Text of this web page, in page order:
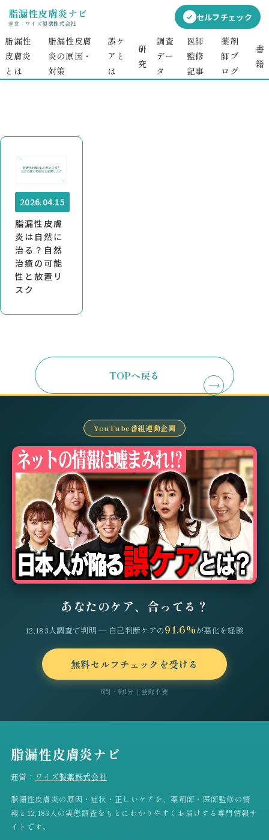
脂漏性皮膚炎ナビ
運営： ワイズ製薬株式会社
セルフチェック
脂漏性
皮膚炎
とは
脂漏性皮膚
炎の原因・
対策​​
誤ケ
アと
は
研
究
調査
デー
タ
医師
監修
記事
薬剤
師ブ
ログ
書
籍
投稿者: 伊賀 佐紀
2026.04.15
脂漏性皮膚
炎は自然に
治る？自然
治癒の可能
性と放置リ
スク
TOPへ戻る
YouTube番組連動企画
あなたのケア、合ってる？
12,183人調査で判明 — 自己判断ケアの91.6%が悪化を経験
無料セルフチェックを受ける
6問・約1分｜登録不要
脂漏性皮膚炎ナビ
運営： ワイズ製薬株式会社
脂漏性皮膚炎の原因・症状・正しいケアを、薬剤師・医師監修の情
報と12,183人の実態調査をもとにわかりやすくお届けする専門情報サ
イトです。